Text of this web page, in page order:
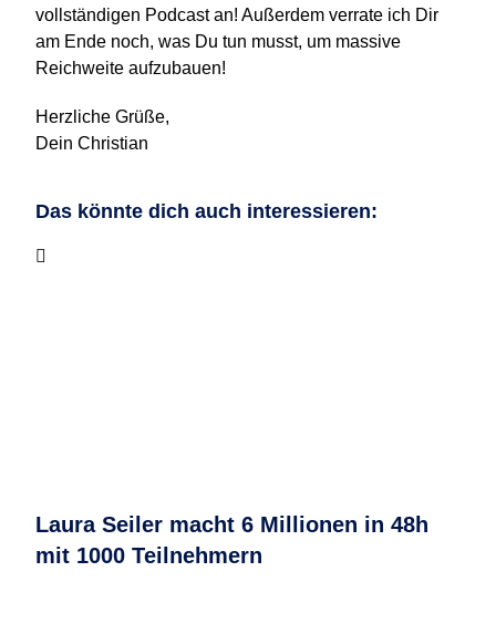
vollständigen Podcast an! Außerdem verrate ich Dir
am Ende noch, was Du tun musst, um massive
Reichweite aufzubauen!
Herzliche Grüße,
Dein Christian
Das könnte dich auch interessieren:
Laura Seiler macht 6 Millionen in 48h
mit 1000 Teilnehmern